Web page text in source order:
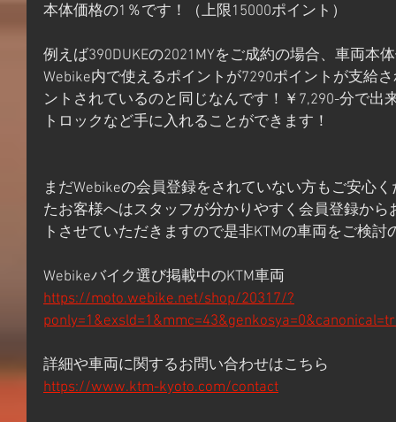
本体価格の1％です！（上限15000ポイント）
例えば390DUKEの2021MYをご成約の場合、車両本
Webike内で使えるポイントが7290ポイントが支給
ントされているのと同じなんです！￥7,290-分で出
トロックなど手に入れることができます！
まだWebikeの会員登録をされていない方もご安心
たお客様へはスタッフが分かりやすく会員登録か
トさせていただきますので是非KTMの車両をご検討
Webikeバイク選び掲載中のKTM車両
https://moto.webike.net/shop/20317/?
詳細や車両に関するお問い合わせはこちら
https://www.ktm-kyoto.com/contact